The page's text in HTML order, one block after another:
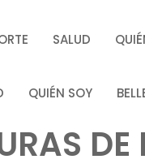
SALUD
QUIÉN SOY
DE